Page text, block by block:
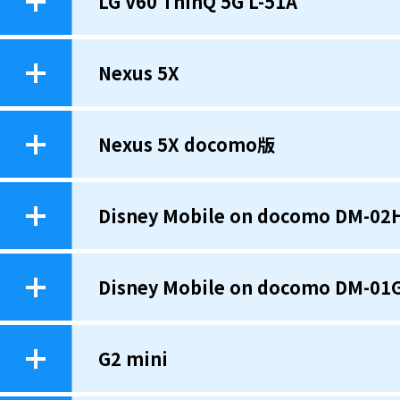
Nexus 5X
Nexus 5X docomo版
Disney Mobile on docomo DM-
Disney Mobile on docomo DM-
G2 mini